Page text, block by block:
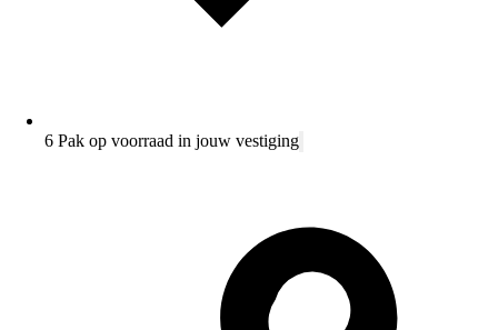
6 Pak op voorraad in jouw vestiging